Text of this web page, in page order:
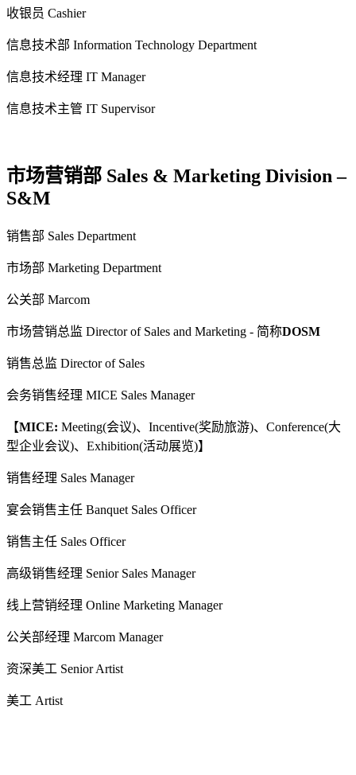
收银员 Cashier
信息技术部 Information Technology Department
信息技术经理 IT Manager
信息技术主管 IT Supervisor
市场营销部 Sales & Marketing Division –
S&M
销售部 Sales Department
市场部 Marketing Department
公关部 Marcom
市场营销总监 Director of Sales and Marketing - 简称DOSM
销售总监 Director of Sales
会务销售经理 MICE Sales Manager
【MICE: Meeting(会议)、Incentive(奖励旅游)、Conference(大
型企业会议)、Exhibition(活动展览)】
销售经理 Sales Manager
宴会销售主任 Banquet Sales Officer
销售主任 Sales Officer
高级销售经理 Senior Sales Manager
线上营销经理 Online Marketing Manager
公关部经理 Marcom Manager
资深美工 Senior Artist
美工 Artist